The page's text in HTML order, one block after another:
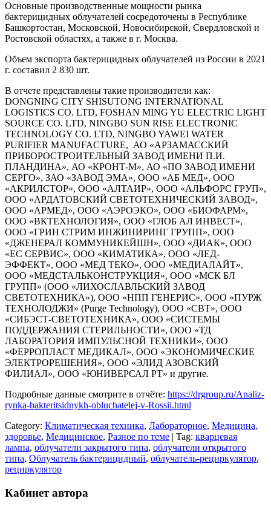
Основные производственные мощности рынка
бактерицидных облучателей сосредоточены в Республике
Башкортостан, Московской, Новосибирской, Свердловской и
Ростовской областях, а также в г. Москва.
Объем экспорта бактерицидных облучателей из России в 2021
г. составил 2 830 шт.
В отчете представлены такие производители как:
DONGNING CITY SHISUTONG INTERNATIONAL
LOGISTICS CO. LTD, FOSHAN MING YU ELECTRIC LIGHT
SOURCE CO. LTD, NINGBO SUN RISE ELECTRONIC
TECHNOLOGY CO. LTD, NINGBO YAWEI WATER
PURIFIER MANUFACTURE, АО «АРЗАМАССКИЙ
ПРИБОРОСТРОИТЕЛЬНЫЙ ЗАВОД ИМЕНИ П.И.
ПЛАНДИНА», АО «КРОНТ-М», АО «ПО ЗАВОД ИМЕНИ
СЕРГО», ЗАО «ЗАВОД ЭМА», ООО «АБ МЕД», ООО
«АКРИЛСТОР», ООО «АЛТАИР», ООО «АЛЬФОРС ГРУП»,
ООО «АРДАТОВСКИЙ СВЕТОТЕХНИЧЕСКИЙ ЗАВОД»,
ООО «АРМЕД», ООО «АЭРОЭКО», ООО «БИОФАРМ»,
ООО «ВКТЕХНОЛОГИЯ», ООО «ГЛОБ АЛ ИНВЕСТ»,
ООО «ГРИН СТРИМ ИНЖИНИРИНГ ГРУПП», ООО
«ДЖЕНЕРАЛ КОММУНИКЕЙШН», ООО «ДИАК», ООО
«ЕС СЕРВИС», ООО «КИМАТИКА», ООО «ЛЕД-
ЭФФЕКТ», ООО «МЕД ТЕКО», ООО «МЕДИАЛАЙТ»,
ООО «МЕДСТАЛЬКОНСТРУКЦИЯ», ООО «МСК БЛ
ГРУПП» (ООО «ЛИХОСЛАВЛЬСКИЙ ЗАВОД
СВЕТОТЕХНИКА»), ООО «НПП ГЕНЕРИС», ООО «ПУРЖ
ТЕХНОЛОДЖИ» (Purge Technology), ООО «СВТ», ООО
«СИБЭСТ-СВЕТОТЕХНИКА», ООО «СИСТЕМЫ
ПОДДЕРЖАНИЯ СТЕРИЛЬНОСТИ», ООО «ТД
ЛАБОРАТОРИЯ ИМПУЛЬСНОЙ ТЕХНИКИ», ООО
«ФЕРРОПЛАСТ МЕДИКАЛ», ООО «ЭКОНОМИЧЕСКИЕ
ЭЛЕКТРОРЕШЕНИЯ», ООО «ЭЛИД АЗОВСКИЙ
ФИЛИАЛ», ООО «ЮНИВЕРСАЛ РТ» и другие.
Подробные данные смотрите в отчёте: https://drgroup.ru/Analiz-
rynka-bakteritsidnykh-obluchatelej-v-Rossii.html
Category: Климатическая техника, Лабораторное, Медицина,
здоровье, Медицинское, Разное по теме | Tag: кварцевая
лампа, облучатели закрытого типа, облучатели открытого
типа, Облучатель бактерицидный, облучатель-рециркулятор,
рециркулятор
Кабинет автора